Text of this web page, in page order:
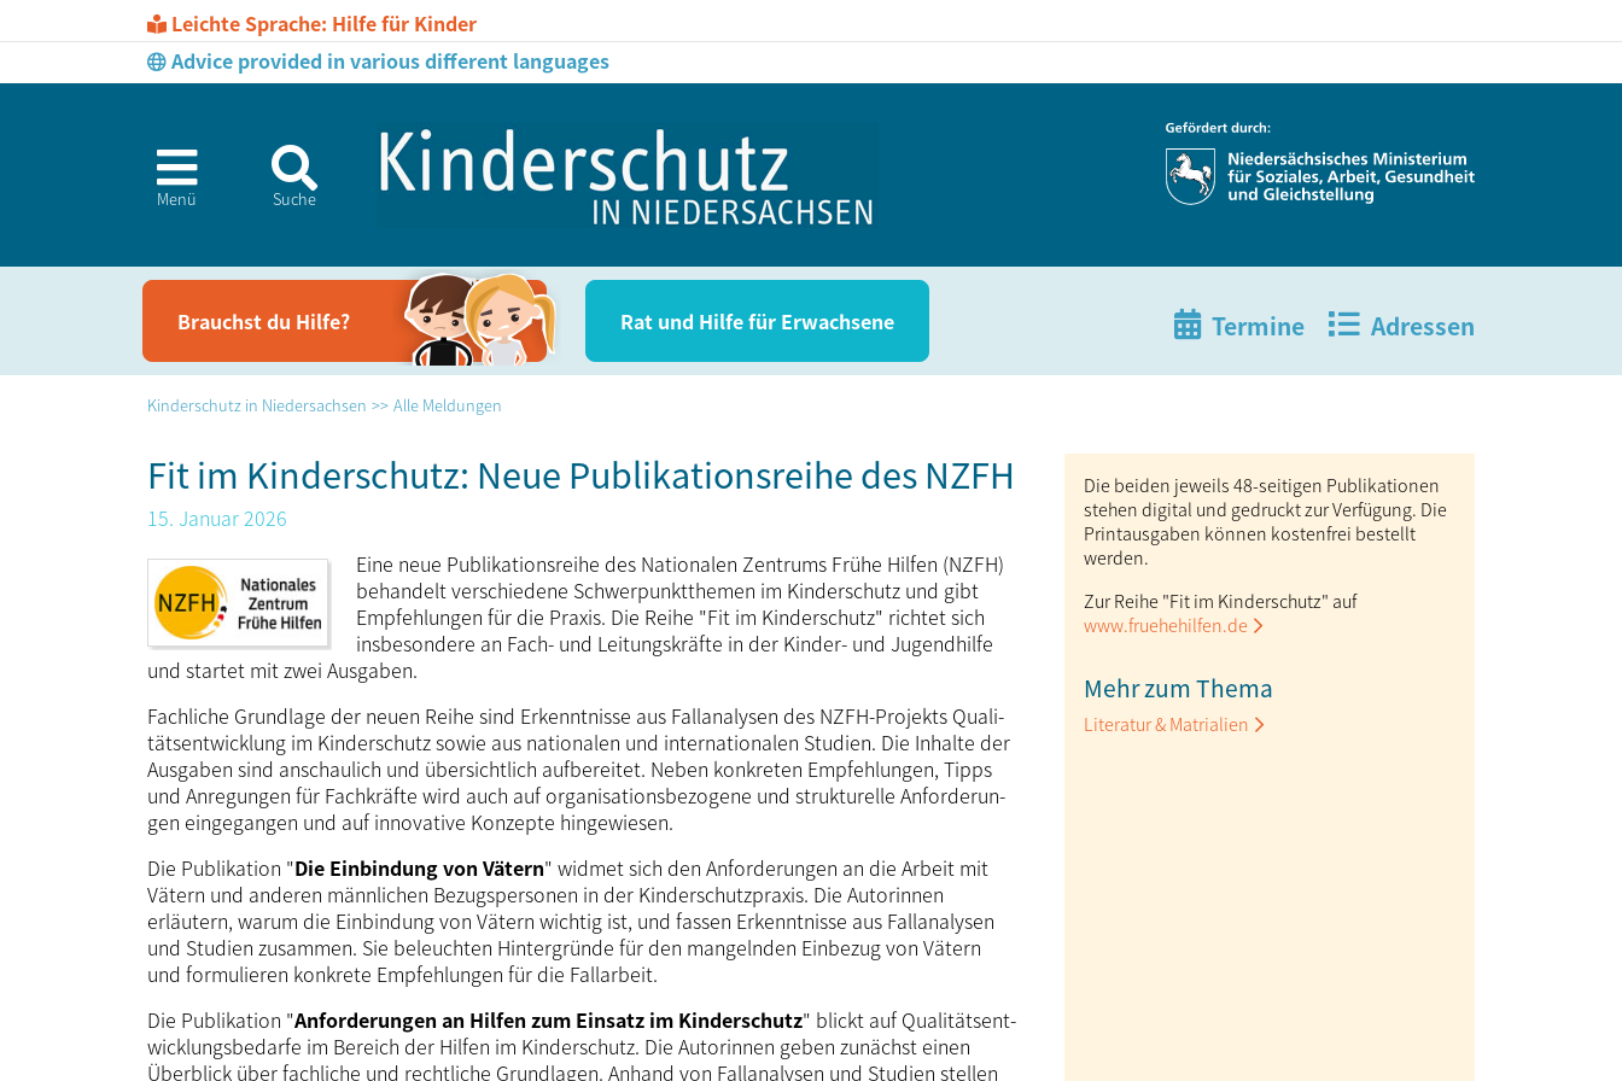
Leichte Sprache: Hilfe für Kinder
Advice provided in various different languages
Menü Suche
Brauchst du Hil­fe? Rat und Hil­fe für Erwachsene Termine Adressen
Kinderschutz in Niedersachsen Alle Meldungen
Fit im Kinderschutz: Neue Publikationsreihe des NZFH
15. Januar 2026
Eine neue Publikationsreihe des Natio­nalen Zentrums Frühe Hilfen (NZFH)
behandelt ver­schie­dene Schwer­punkt­themen im Kinder­schutz und gibt
Empfeh­lungen für die Praxis. Die Reihe "Fit im Kinder­schutz" richtet sich
insbesondere an Fach- und Leitungs­kräfte in der Kinder- und Jugend­hilfe
und startet mit zwei Ausgaben.
Fachliche Grundlage der neuen Reihe sind Erkennt­nisse aus Fall­ana­lysen des NZFH-Projekts Qua­li­
täts­ent­wick­lung im Kinder­schutz sowie aus nationalen und inter­nationalen Studien. Die Inhalte der
Ausgaben sind an­schaulich und über­sichtlich auf­bereitet. Neben konkreten Empfeh­lungen, Tipps
und Anre­gungen für Fach­kräfte wird auch auf organi­sa­tions­bezogene und struk­turelle Anfor­de­run­
gen ein­ge­gangen und auf inno­vative Konzepte hingewiesen.
Die Publikation "Die Einbindung von Vätern" widmet sich den Anforderungen an die Arbeit mit
Vätern und anderen männlichen Bezugs­personen in der Kinder­schutz­praxis. Die Autor­innen
erläutern, warum die Einbindung von Vätern wichtig ist, und fassen Er­kennt­nisse aus Fallanalysen
und Studien zu­sam­men. Sie beleuchten Hintergründe für den mangelnden Einbezug von Vätern
und for­mu­lieren konkrete Empfehlungen für die Fall­arbeit.
Die Publikation "Anforderungen an Hilfen zum Einsatz im Kinderschutz" blickt auf Qualitäts­ent­
wick­lungs­bedarfe im Bereich der Hilfen im Kinder­schutz. Die Autorinnen geben zunächst einen
Überblick über fachliche und rechtliche Grundlagen. Anhand von Fall­ana­lysen und Studien stellen
Die beiden jeweils 48-seitigen Publikationen
stehen digital und gedruckt zur Verfügung. Die
Print­ausgaben können kosten­frei bestellt
werden.
Zur Reihe "Fit im Kinderschutz" auf
www.fruehehilfen.de
Mehr zum Thema
Literatur & Matrialien